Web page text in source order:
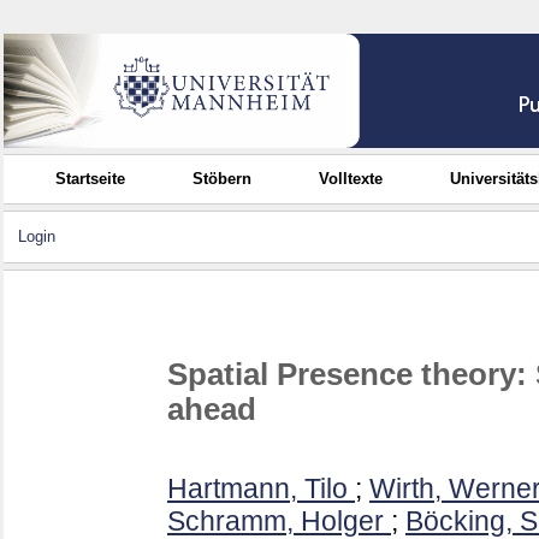
Startseite Stöbern Volltexte
Login
Spatial Presence
ahead
Hartmann, Tilo ; Wirth,
Schramm, Holger ; Böcking,